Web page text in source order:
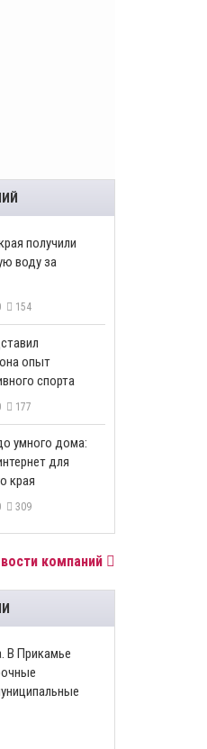
получили
воду за
154
опыт
спорта
177
умного дома:
для
края
309
компаний
В Прикамье